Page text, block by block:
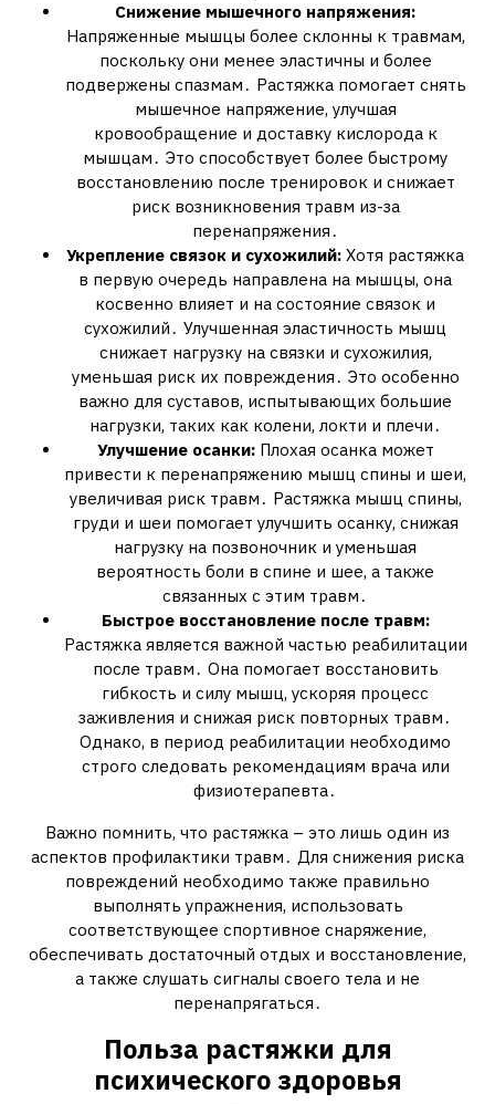
Снижение мышечного напряжения:
Напряженные мышцы более склонны к травмам,
поскольку они менее эластичны и более
подвержены спазмам․ Растяжка помогает снять
мышечное напряжение, улучшая
кровообращение и доставку кислорода к
мышцам․ Это способствует более быстрому
восстановлению после тренировок и снижает
риск возникновения травм из-за
перенапряжения․
Укрепление связок и сухожилий: Хотя растяжка
в первую очередь направлена на мышцы, она
косвенно влияет и на состояние связок и
сухожилий․ Улучшенная эластичность мышц
снижает нагрузку на связки и сухожилия,
уменьшая риск их повреждения․ Это особенно
важно для суставов, испытывающих большие
нагрузки, таких как колени, локти и плечи․
Улучшение осанки:Плохая осанка может
привести к перенапряжению мышц спины и шеи,
увеличивая риск травм․ Растяжка мышц спины,
груди и шеи помогает улучшить осанку, снижая
нагрузку на позвоночник и уменьшая
вероятность боли в спине и шее, а также
связанных с этим травм․
Быстрое восстановление после травм:
Растяжка является важной частью реабилитации
после травм․ Она помогает восстановить
гибкость и силу мышц, ускоряя процесс
заживления и снижая риск повторных травм․
Однако, в период реабилитации необходимо
строго следовать рекомендациям врача или
физиотерапевта․
Важно помнить, что растяжка – это лишь один из
аспектов профилактики травм․ Для снижения риска
повреждений необходимо также правильно
выполнять упражнения, использовать
соответствующее спортивное снаряжение,
обеспечивать достаточный отдых и восстановление,
а также слушать сигналы своего тела и не
перенапрягаться․
Польза растяжки для
психического здоровья